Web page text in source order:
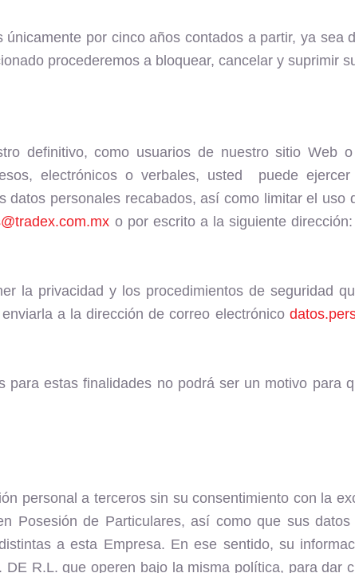
por cinco años contados a partir, ya sea
procederemos a bloquear, cancelar y suprimir
definitivo, como usuarios de nuestro sitio Web
electrónicos o verbales, usted puede
datos personales recabados, así como limitar el
o por escrito a la siguiente
la privacidad y los procedimientos de seguridad
a la dirección de correo electrónico
estas finalidades no podrá ser un motivo para
personal a terceros sin su consentimiento con la
Posesión de Particulares, así como que sus
a esta Empresa. En ese sentido, su
R.L. que operen bajo la misma política, para dar